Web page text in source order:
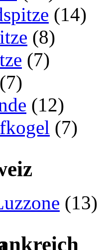
(14)
(8)
(7)
(7)
(12)
(7)
(13)